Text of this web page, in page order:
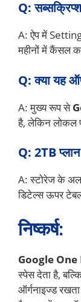
Q:
A: ऐप में
महीनों में कैंसल
Q: क्या यह
A: मुख्य रूप से
है, लेकिन लोकल
Q: 2TB प्लान
A: स्टोरेज के
डिटेल्स ऊपर
निष्कर्ष:
Google
स्पेस देता है,
ऑर्गनाइज्ड